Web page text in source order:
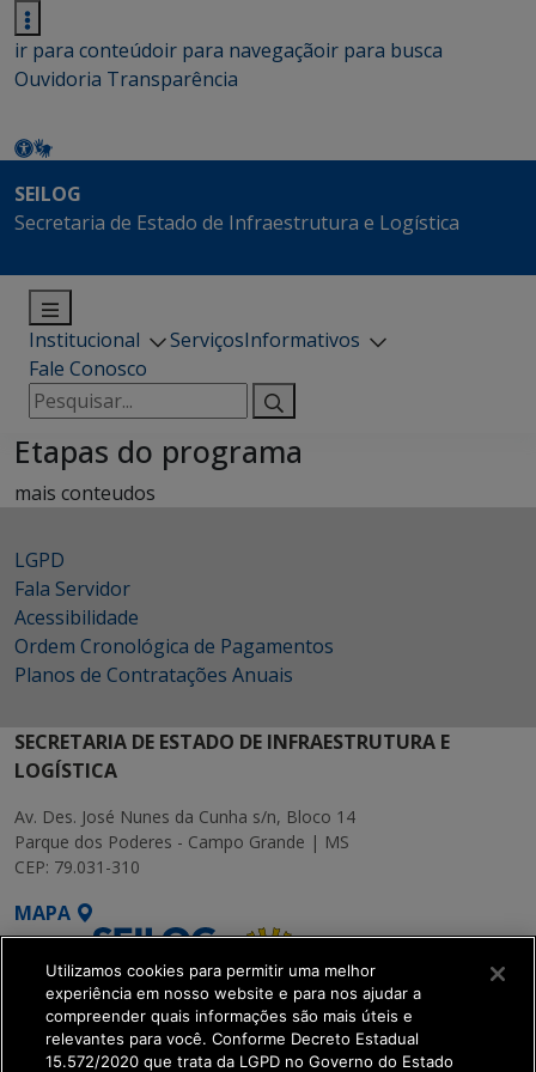
ir para conteúdoir para navegaçãoir para busca
Ouvidoria Transparência
SEILOG
Secretaria de Estado de Infraestrutura e Logística
Institucional ServiçosInformativos
Fale Conosco
Pesquisar
por:
Etapas do programa
mais conteudos
LGPD
Fala Servidor
Acessibilidade
Ordem Cronológica de Pagamentos
Planos de Contratações Anuais
SECRETARIA DE ESTADO DE INFRAESTRUTURA E
LOGÍSTICA
Av. Des. José Nunes da Cunha s/n, Bloco 14
Parque dos Poderes - Campo Grande | MS
CEP: 79.031-310
MAPA
Utilizamos cookies para permitir uma melhor
experiência em nosso website e para nos ajudar a
compreender quais informações são mais úteis e
relevantes para você. Conforme Decreto Estadual
15.572/2020 que trata da LGPD no Governo do Estado